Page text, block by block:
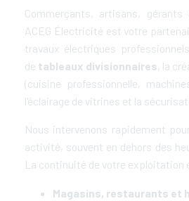
Commerçants, artisans,
ACEG Électricité est votre
travaux électriques
de tableaux divisionnaires , la
(cuisine professionnelle,
l'éclairage de vitrines et la
Nous intervenons rapidement
activité, souvent en dehors des
La continuité de votre exploitation
Magasins, restaurants et